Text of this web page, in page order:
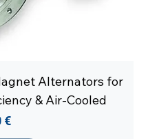
Alternators for
& Air-Cooled
€